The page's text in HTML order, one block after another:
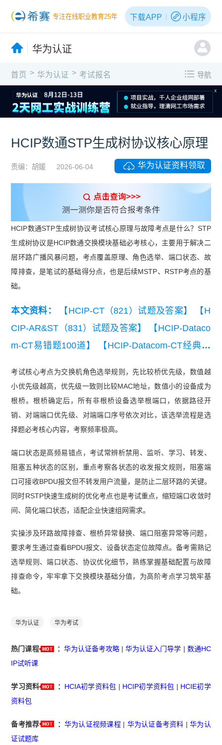
专注在线职业教育25年 下载APP 小程序
华为认证
首页 > 华为认证 > 考试报名 导航
X
HCIP数通STP生成树协议核心原理
责编：胡媛 2026-06-04 华为认证资料领取
HCIP数通STP生成树协议考试核心原理与故障考点是什么？STP
生成树协议是HCIP数通交换模块基础必考核心，主要用于解决二
层环路广播风暴问题，考点覆盖原理、角色选举、端口状态、故
障排查，是笔试的基础得分点，也是后续MSTP、RSTP考点的基
础。
本文资料： 【HCIP-CT（821）试题及答案】
【H
CIP-AR&ST（831）试题及答案】
【HCIP-Dataco
m-CT易错题100道】
【HCIP-Datacom-CT经典例
1）练习题】
考试核心考点为交换机角色选举规则，先比较桥优先级，数值越
小优先级越高，优先级一致则比较MAC地址，数值小的设备成为
根桥。根桥确定后，所有非根桥设备选举根端口，依据路径开
销、对端端口优先级、对端端口序号依次对比，该选举流程是选
择题必考核心内容，考察频率极高。
端口状态是高频易错点，考试常辨析禁用、监听、学习、转发、
阻塞五种状态的区别，重点考察各状态的收发报文规则，阻塞端
口可接收BPDU报文但不转发用户流量，是防止二层环路的关键。
同时RSTP快速生成树的优化考点也是考试重点，缩短端口收敛时
间、简化端口状态，适配企业快速组网需求。
实操涉及环路故障排查、根桥异常替换、端口阻塞异常等问题，
要求考生通过查看BPDU报文、设备状态定位故障点。备考需熟记
选举规则、端口状态、协议优化细节，熟练掌握基础配置与故障
排查命令，牢牢拿下交换模块基础分值，为高阶考点学习筑牢基
础。
华为认证 华为考试
热门课程 ： 华为认证备考攻略 |华为认证入门导学 | 数通HC
IP试听课
学习资料 ： HCIA初学资料包 | HCIP初学资料包 | HCIE初学
资料包
备考推荐 ： 华为认证视频课程| 华为认证备考资料 |华为认
证试题库